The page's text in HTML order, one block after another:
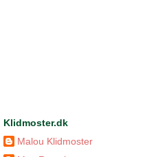
Klidmoster.dk
Malou Klidmoster